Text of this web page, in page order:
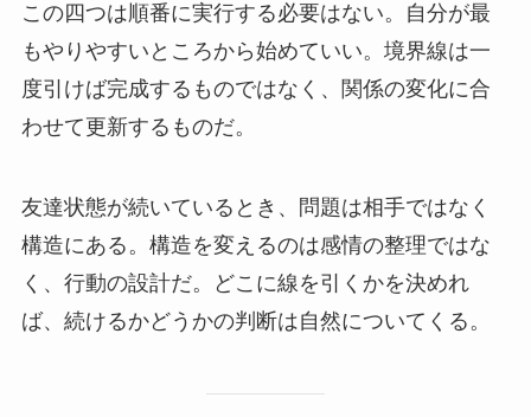
この四つは順番に実行する必要はない。自分が最
もやりやすいところから始めていい。境界線は一
度引けば完成するものではなく、関係の変化に合
わせて更新するものだ。
友達状態が続いているとき、問題は相手ではなく
構造にある。構造を変えるのは感情の整理ではな
く、行動の設計だ。どこに線を引くかを決めれ
ば、続けるかどうかの判断は自然についてくる。